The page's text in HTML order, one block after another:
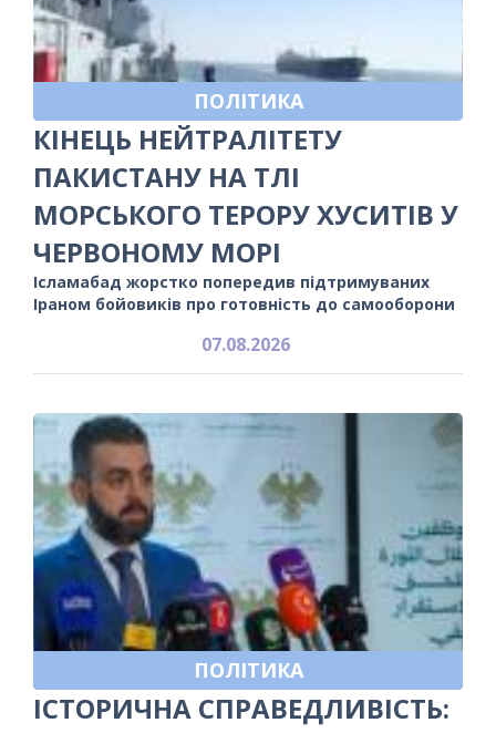
ПОЛІТИКА
КІНЕЦЬ НЕЙТРАЛІТЕТУ
ПАКИСТАНУ НА ТЛІ
МОРСЬКОГО ТЕРОРУ ХУСИТІВ У
ЧЕРВОНОМУ МОРІ
Ісламабад жорстко попередив підтримуваних
Іраном бойовиків про готовність до самооборони
07.08.2026
ПОЛІТИКА
ІСТОРИЧНА СПРАВЕДЛИВІСТЬ: